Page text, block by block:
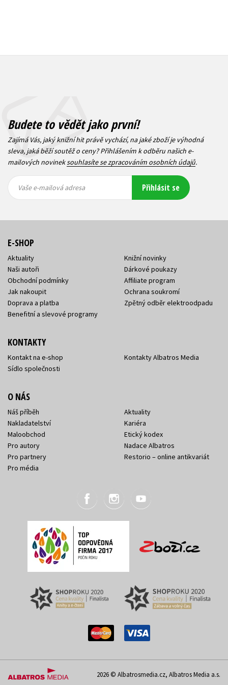
Budete to vědět jako první!
Zajímá Vás, jaký knižní hit právě vychází, na jaké zboží je výhodná
sleva, jaká běží soutěž o ceny? Přihlášením k odběru našich e-
mailových novineksouhlasíte se zpracováním osobních údajů.
mailová
mailová
Vaše e-mailová adresa Přihlásit se
E-SHOP
Aktuality
Naši autoři
Obchodní podmínky
Jak nakoupit
Doprava a platba
Benefitní a slevové programy
Knižní novinky
Dárkové poukazy
Affiliate program
Ochrana soukromí
Zpětný odběr elektroodpadu
KONTAKTY
Kontakt na e-shop
Sídlo společnosti
Kontakty Albatros Media
O NÁS
Náš příběh
Nakladatelství
Maloobchod
Pro autory
Pro partnery
Pro média
Aktuality
Kariéra
Etický kodex
Nadace Albatros
Restorio – online antikvariát
2026 © Albatrosmedia.cz, Albatros Media a.s.